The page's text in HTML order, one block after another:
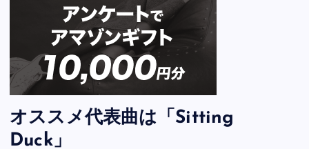
オススメ代表曲は「Sitting
Duck」